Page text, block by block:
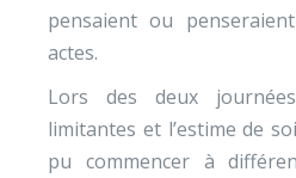
pensaient ou
actes.
Lors des deux
limitantes et l’estime de
pu commencer à